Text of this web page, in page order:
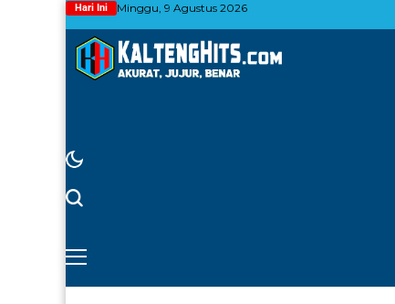
Hari Ini Minggu, 9 Agustus 2026